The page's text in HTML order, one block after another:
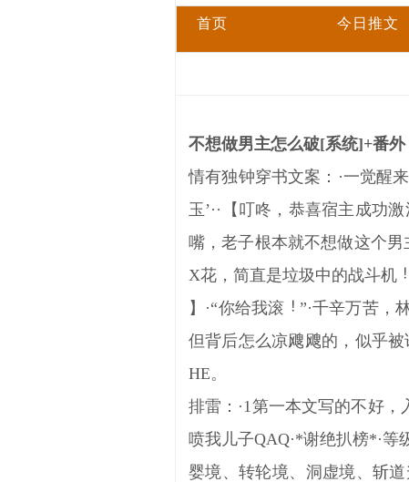
首页 今日推文
不想做男主怎么破[系统]+番
情有独钟穿书文案：·一觉醒
玉’··【叮咚，恭喜宿主成功
嘴，老子根本就不想做这个
X花，简直是垃圾中的战斗机
】·“你给我滚
”·千辛万苦，
但背后怎么凉飕飕的，似乎
HE。
排雷：·1第一本文写的不好，
喷我儿子QAQ·*谢绝扒榜*·
婴境、转轮境、洞虚境、斩